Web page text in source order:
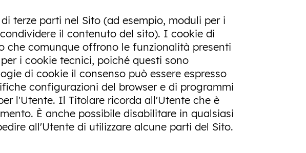
terze parti nel Sito (ad esempio, moduli per i
il contenuto del sito). I cookie di
che comunque offrono le funzionalità presenti
i cookie tecnici, poiché questi sono
di cookie il consenso può essere espresso
configurazioni del browser e di programmi
l'Utente. Il Titolare ricorda all'Utente che è
È anche possibile disabilitare in qualsiasi
all'Utente di utilizzare alcune parti del Sito.